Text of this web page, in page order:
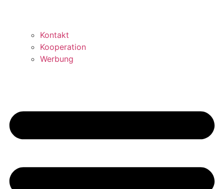
Kontakt
Kooperation
Werbung